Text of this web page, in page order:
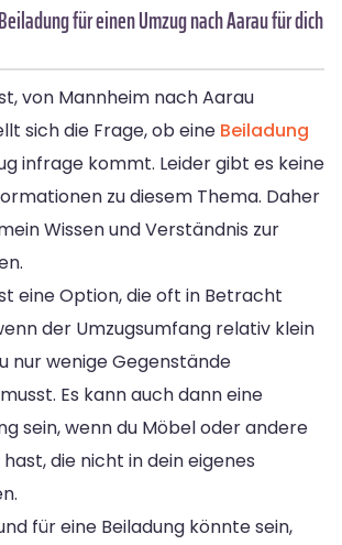
für einen Umzug nach Aarau für dich
von Mannheim nach Aarau
sich die Frage, ob eine Beiladung
infrage kommt. Leider gibt es keine
zu diesem Thema. Daher
Wissen und Verständnis zur
eine Option, die oft in Betracht
der Umzugsumfang relativ klein
nur wenige Gegenstände
Es kann auch dann eine
sein, wenn du Möbel oder andere
die nicht in dein eigenes
für eine Beiladung könnte sein,